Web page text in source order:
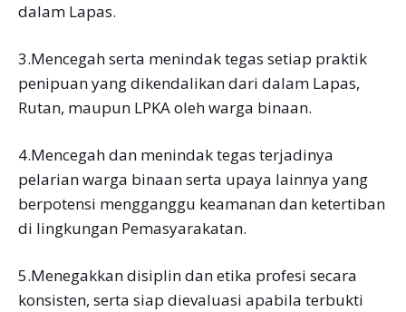
dalam Lapas.
3.Mencegah serta menindak tegas setiap praktik
penipuan yang dikendalikan dari dalam Lapas,
Rutan, maupun LPKA oleh warga binaan.
4.Mencegah dan menindak tegas terjadinya
pelarian warga binaan serta upaya lainnya yang
berpotensi mengganggu keamanan dan ketertiban
di lingkungan Pemasyarakatan.
5.Menegakkan disiplin dan etika profesi secara
konsisten, serta siap dievaluasi apabila terbukti